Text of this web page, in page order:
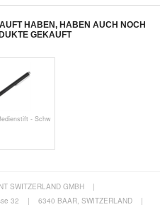
HABEN, HABEN AUCH NOCH
GEKAUFT
- Schw
SWITZERLAND GMBH
|
32
| 6340 BAAR, SWITZERLAND
|